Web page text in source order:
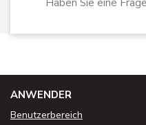
Haben Sie eine
ANWENDER
Benutzerbereich